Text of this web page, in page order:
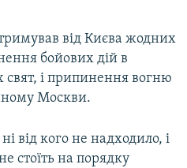
від Києва жодних
бойових дій в
свят, і припинення вогню
Москви.
від кого не надходило, і
стоїть на порядку